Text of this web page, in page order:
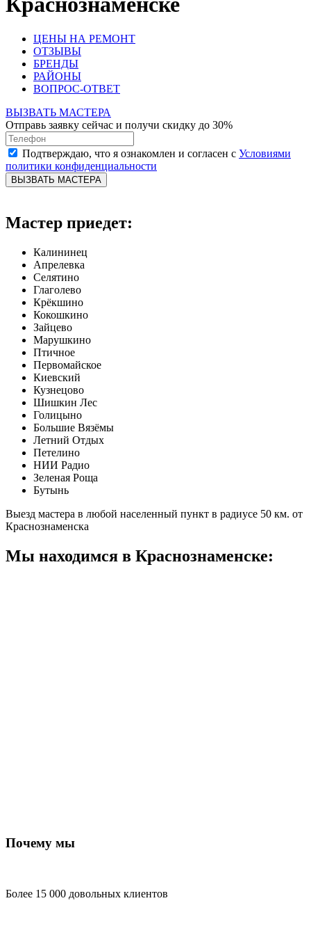
ЦЕНЫ НА РЕМОНТ
ОТЗЫВЫ
БРЕНДЫ
РАЙОНЫ
ВОПРОС-ОТВЕТ
ВЫЗВАТЬ МАСТЕРА
Отправь заявку сейчас и получи скидку до 30%
Подтверждаю, что я ознакомлен и согласен с Условиями
политики конфиденциальности
ВЫЗВАТЬ МАСТЕРА
Мастер приедет:
Калининец
Апрелевка
Селятино
Глаголево
Крёкшино
Кокошкино
Зайцево
Марушкино
Птичное
Первомайское
Киевский
Кузнецово
Шишкин Лес
Голицыно
Большие Вязёмы
Летний Отдых
Петелино
НИИ Радио
Зеленая Роща
Бутынь
Выезд мастера в любой населенный пункт в радиусе 50 км. от
Краснознаменска
Мы находимся в Краснознаменске:
Почему мы
Более 15 000 довольных клиентов